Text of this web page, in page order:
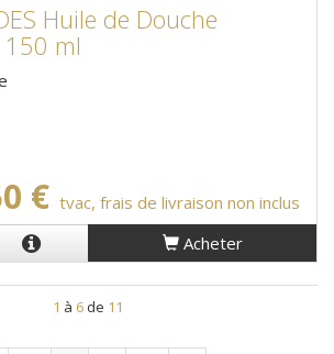
Huile de Douche
ml
€ tvac, frais de livraison non inclus
Acheter
1 à 6 de 11